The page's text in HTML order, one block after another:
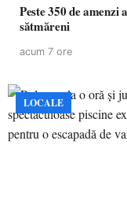
Peste 350 de
sătmăreni
acum 7 ore
LOCALE